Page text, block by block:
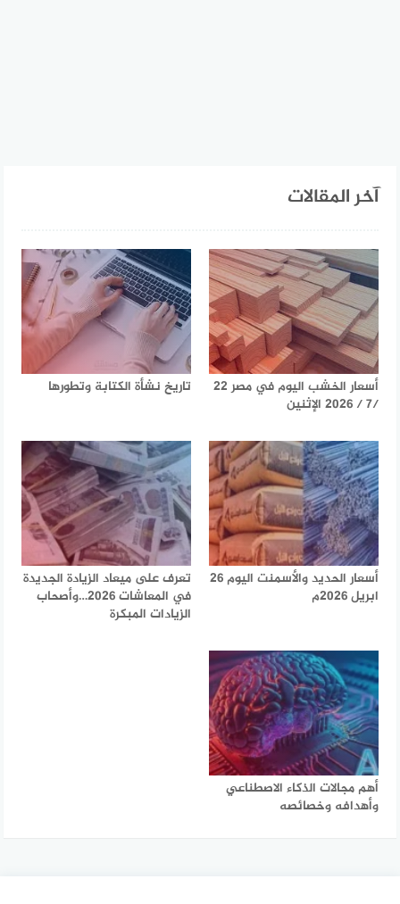
آخر المقالات
أسعار الخشب اليوم في مصر 22
/7 / 2026 الإثنين
تاريخ نشأة الكتابة وتطورها
أسعار الحديد والأسمنت اليوم 26
ابريل 2026م
تعرف على ميعاد الزيادة الجديدة
في المعاشات 2026…وأصحاب
الزيادات المبكرة
أهم مجالات الذكاء الاصطناعي
وأهدافه وخصائصه